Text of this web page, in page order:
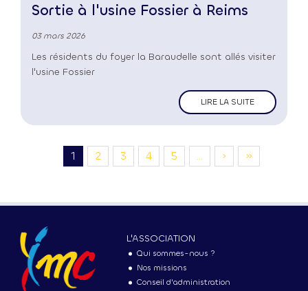
Sortie à l'usine Fossier à Reims
03 mars 2026
Les résidents du foyer la Baraudelle sont allés visiter
l'usine Fossier
LIRE LA SUITE
Page
courante
1 Page
2 Page
3 Page
4 Page
5 … Page
suivante
› Dernière
page
»
PRINCIPAL
L'ASSOCIATION
Qui sommes-nous ?
Nos missions
Conseil d'administration